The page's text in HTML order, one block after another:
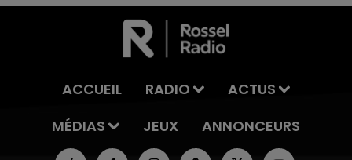
ACCUEIL RADIO
ACTUS
MÉDIAS
JEUX ANNONCEURS